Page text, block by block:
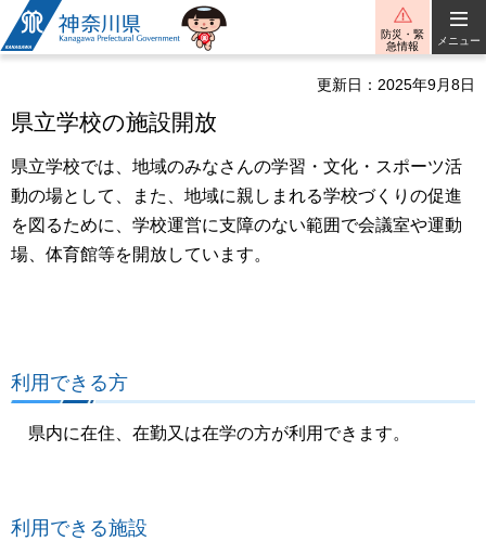
神奈川県
防災・緊
急情報
メニュー
更新日：2025年9月8日
県立学校の施設開放
県立学校では、地域のみなさんの学習・文化・スポーツ活
動の場として、また、地域に親しまれる学校づくりの促進
を図るために、学校運営に支障のない範囲で会議室や運動
場、体育館等を開放しています。
利用できる方
県内に在住、在勤又は在学の方が利用できます。
利用できる施設